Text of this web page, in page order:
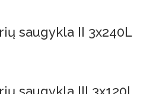
saugykla II 3x240L